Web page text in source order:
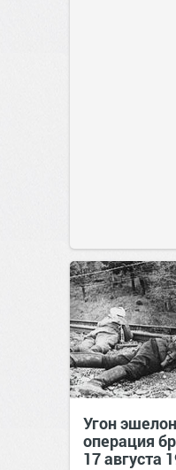
Угон
операция
17 августа